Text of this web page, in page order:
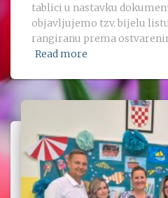
tablici u nastavku
objavljujemo tzv. bijelu
rangiranu prema
Read more